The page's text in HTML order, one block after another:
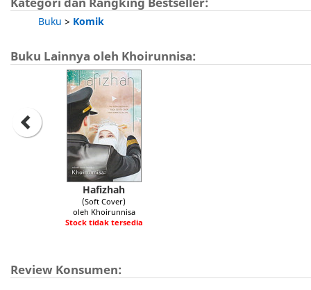
Buku > Komik
Buku Lainnya oleh Khoirunnisa:
Hafizhah
(Soft Cover)
oleh Khoirunnisa
Stock tidak tersedia
Review Konsumen: